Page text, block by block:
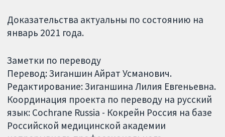
Доказательства актуальны по состоянию на
январь 2021 года.
Заметки по переводу
Перевод: Зиганшин Айрат Усманович.
Редактирование: Зиганшина Лилия Евгеньевна.
Координация проекта по переводу на русский
язык: Cochrane Russia - Кокрейн Россия на базе
Российской медицинской академии